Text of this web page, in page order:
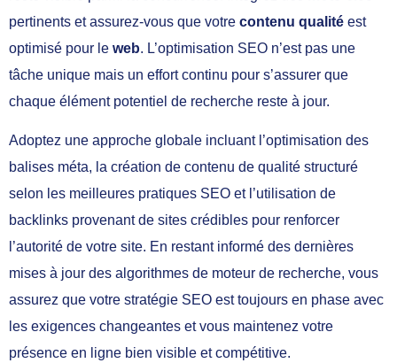
pertinents et assurez-vous que votre contenu qualité est
optimisé pour le web. L’optimisation SEO n’est pas une
tâche unique mais un effort continu pour s’assurer que
chaque élément potentiel de recherche reste à jour.
Adoptez une approche globale incluant l’optimisation des
balises méta, la création de contenu de qualité structuré
selon les meilleures pratiques SEO et l’utilisation de
backlinks provenant de sites crédibles pour renforcer
l’autorité de votre site. En restant informé des dernières
mises à jour des algorithmes de moteur de recherche, vous
assurez que votre stratégie SEO est toujours en phase avec
les exigences changeantes et vous maintenez votre
présence en ligne bien visible et compétitive.